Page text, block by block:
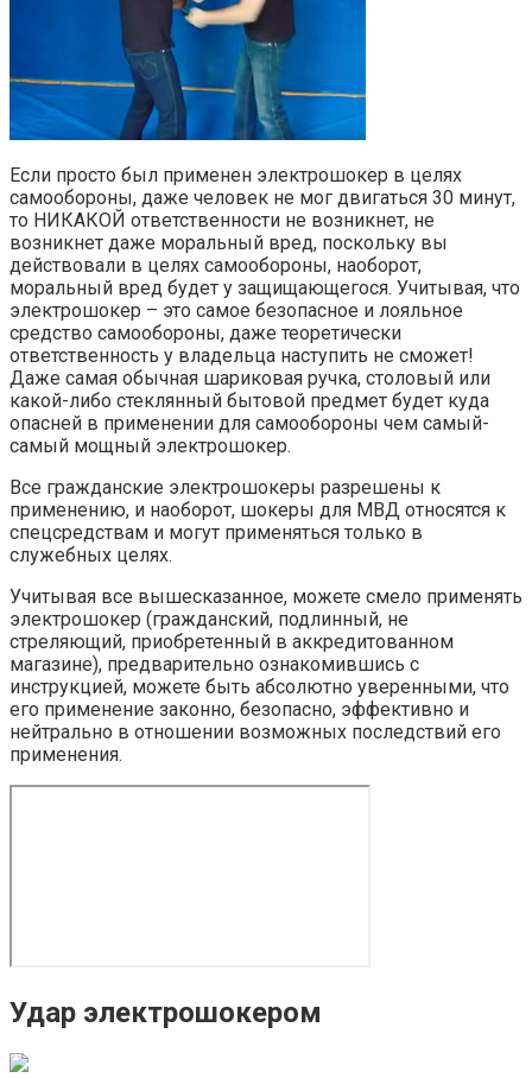
Если просто был применен электрошокер в целях
самообороны, даже человек не мог двигаться 30 минут,
то НИКАКОЙ ответственности не возникнет, не
возникнет даже моральный вред, поскольку вы
действовали в целях самообороны, наоборот,
моральный вред будет у защищающегося. Учитывая, что
электрошокер – это самое безопасное и лояльное
средство самообороны, даже теоретически
ответственность у владельца наступить не сможет!
Даже самая обычная шариковая ручка, столовый или
какой-либо стеклянный бытовой предмет будет куда
опасней в применении для самообороны чем самый-
самый мощный электрошокер.
Все гражданские электрошокеры разрешены к
применению, и наоборот, шокеры для МВД относятся к
спецсредствам и могут применяться только в
служебных целях.
Учитывая все вышесказанное, можете смело применять
электрошокер (гражданский, подлинный, не
стреляющий, приобретенный в аккредитованном
магазине), предварительно ознакомившись с
инструкцией, можете быть абсолютно уверенными, что
его применение законно, безопасно, эффективно и
нейтрально в отношении возможных последствий его
применения.
Удар электрошокером